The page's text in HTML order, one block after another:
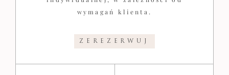
wymagań klienta.
ZEREZERWUJ